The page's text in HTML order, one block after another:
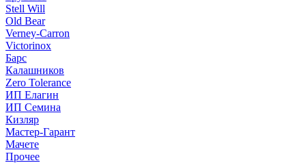
Stell Will
Old Bear
Verney-Carron
Victorinox
Барс
Калашников
Zero Tolerance
ИП Елагин
ИП Семина
Кизляр
Мастер-Гарант
Мачете
Прочее